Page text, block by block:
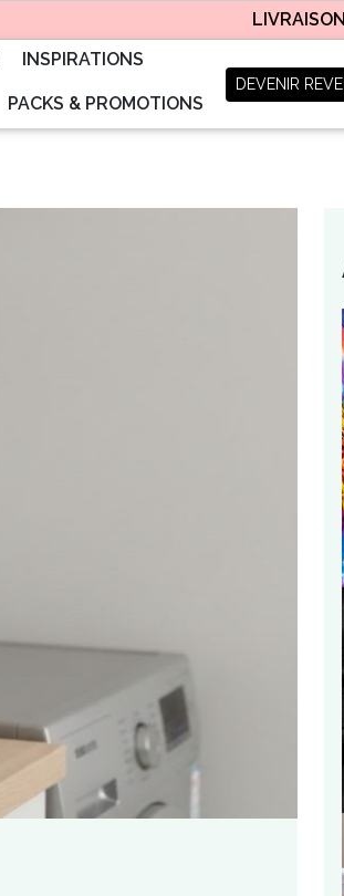
LIVRAISON
INSPIRATIONS
PACKS & PROMOTIONS
DEVENIR